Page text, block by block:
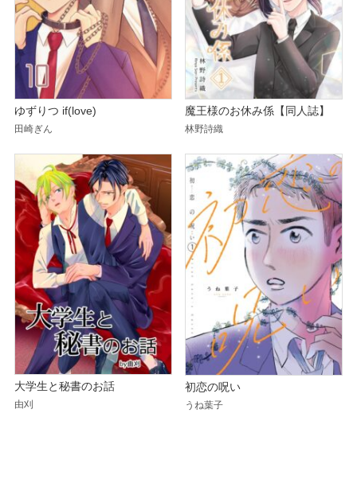
ゆずりつ if(love)
田崎ぎん
魔王様のお休み係【同人誌】
林野詩織
大学生と秘書のお話
由刈
初恋の呪い
うね葉子